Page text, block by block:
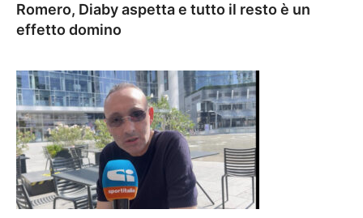
Romero, Diaby aspetta e tutto il resto è un
effetto domino